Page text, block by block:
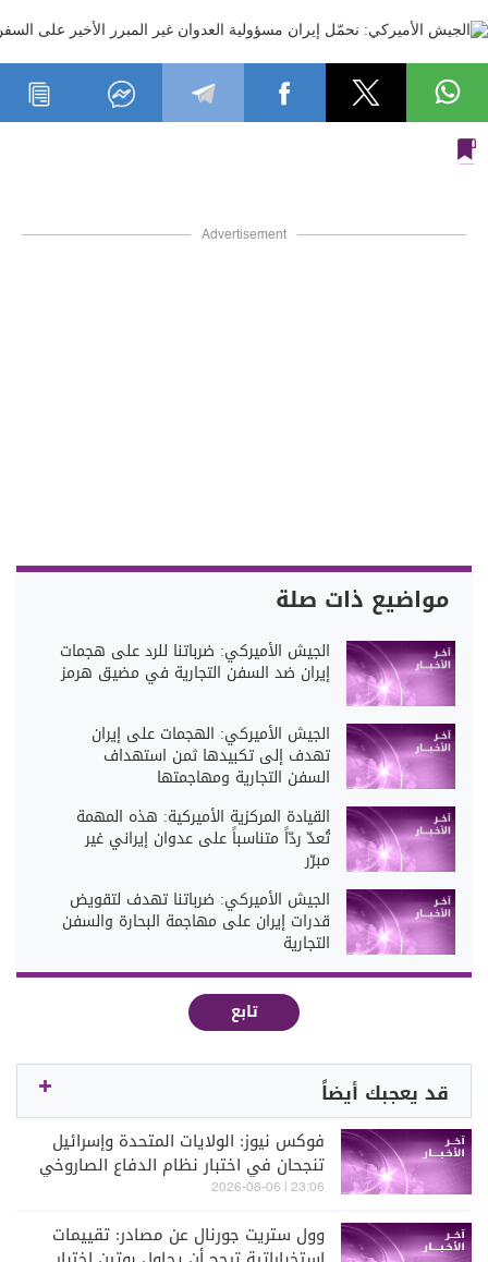
Advertisement
مواضيع ذات صلة
الجيش الأميركي: ضرباتنا للرد على هجمات
إيران ضد السفن التجارية في مضيق هرمز
الجيش الأميركي: الهجمات على إيران
تهدف إلى تكبيدها ثمن استهداف
السفن التجارية ومهاجمتها
القيادة المركزية الأميركية: هذه المهمة
تُعدّ ردّاً متناسباً على عدوان إيراني غير
مبرّر
الجيش الأميركي: ضرباتنا تهدف لتقويض
قدرات إيران على مهاجمة البحارة والسفن
التجارية
تابع
قد يعجبك أيضاً
فوكس نيوز: الولايات المتحدة وإسرائيل
تنجحان في اختبار نظام الدفاع الصاروخي
"آرو" لتعزيز التصدي للصواريخ الباليستية
23:06 | 2026-08-06
وول ستريت جورنال عن مصادر: تقييمات